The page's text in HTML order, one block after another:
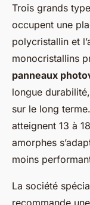
Trois grands
occupent une
polycristallin et
monocristallins
panneaux
longue
sur le long
atteignent 13 à
amorphes
moins
La société